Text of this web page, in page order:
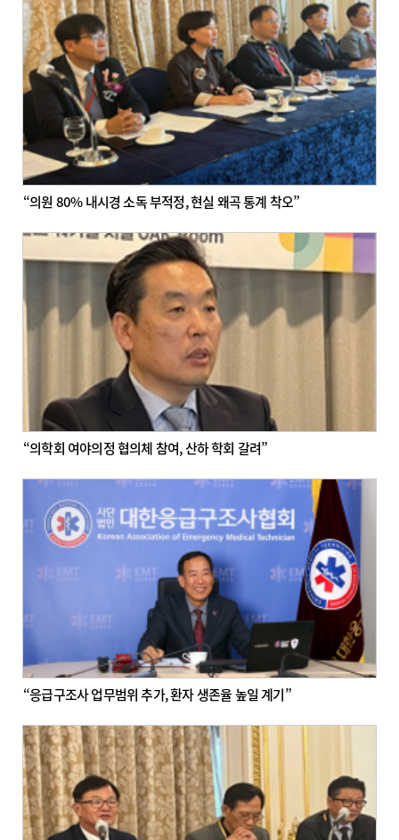
“의원 80% 내시경 소독 부적정, 현실 왜곡 통계 착오”
“의학회 여야의정 협의체 참여, 산하 학회 갈려”
“응급구조사 업무범위 추가, 환자 생존율 높일 계기”